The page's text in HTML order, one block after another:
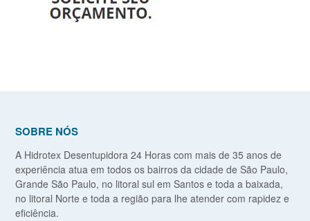
SOBRE NÓS
A Hidrotex Desentupidora 24 Horas com mais de 35 anos de
experiência atua em todos os bairros da cidade de São Paulo,
Grande São Paulo, no litoral sul em Santos e toda a baixada,
no litoral Norte e toda a região para lhe atender com rapidez e
eficiência.